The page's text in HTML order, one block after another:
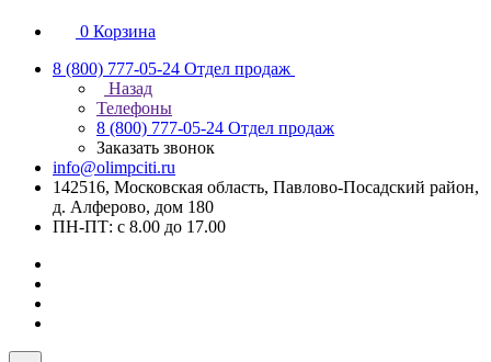
0 Корзина
8 (800) 777-05-24 Отдел продаж
Назад
Телефоны
8 (800) 777-05-24 Отдел продаж
Заказать звонок
info@olimpciti.ru
142516, Московская область, Павлово-Посадский район,
д. Алферово, дом 180
ПН-ПТ: с 8.00 до 17.00